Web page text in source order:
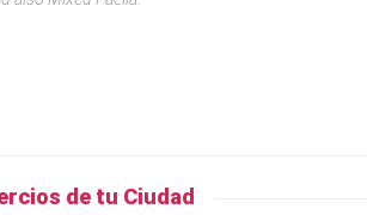
de tu Ciudad